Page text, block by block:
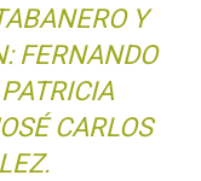
Y
FERNANDO
CARLOS